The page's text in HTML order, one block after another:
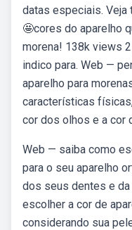
datas especiais. Veja
🤩cores do aparelho
morena! 138k views
indico para. Web —
aparelho para
características
cor dos olhos e a cor
Web — saiba como
para o seu aparelho
dos seus dentes e
escolher a cor de
considerando sua